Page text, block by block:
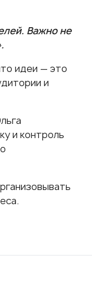
Важно не
идеи — это
и
и контроль